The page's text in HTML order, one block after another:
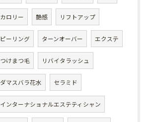
カロリー 艶感 リフトアップ
ピーリング ターンオーバー エクステ
つけまつ毛 リバイタラッシュ
ダマスバラ花水 セラミド
インターナショナルエステティシャン